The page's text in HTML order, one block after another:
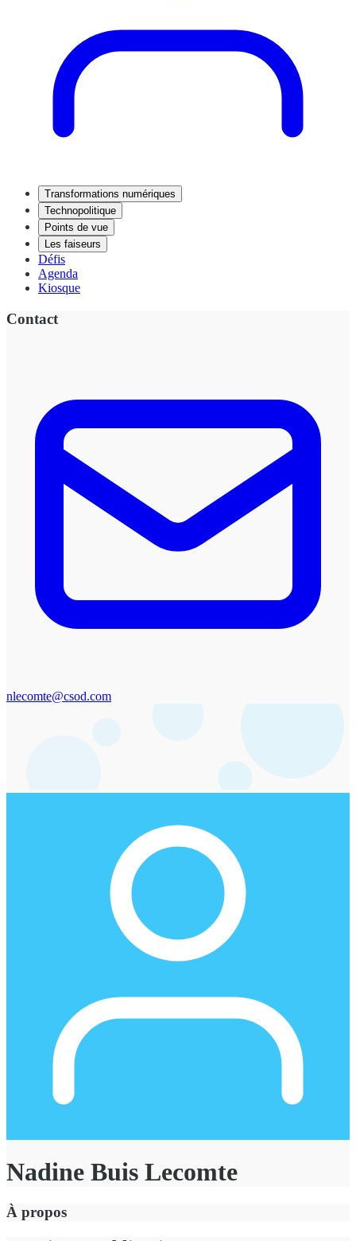
Transformations numériques
Technopolitique
Points de vue
Les faiseurs
Défis
Agenda
Kiosque
Contact
nlecomte@csod.com
Nadine Buis Lecomte
À propos